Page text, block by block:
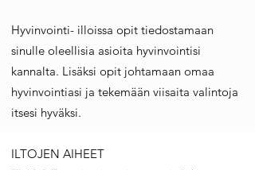
Hyvinvointi- illoissa opit tiedostamaan
sinulle oleellisia asioita hyvinvointisi
kannalta. Lisäksi opit johtamaan omaa
hyvinvointiasi ja tekemään viisaita valintoja
itsesi hyväksi.
ILTOJEN AIHEET